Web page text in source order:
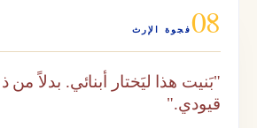
08 فجوة الإرث
"بَنيت هذا ليَختار أبنائي. بدلاً من
قيودي."